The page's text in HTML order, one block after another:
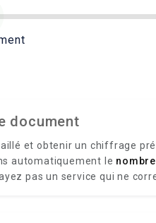
document
et obtenir un chiffrage
automatiquement le
pas un service qui ne